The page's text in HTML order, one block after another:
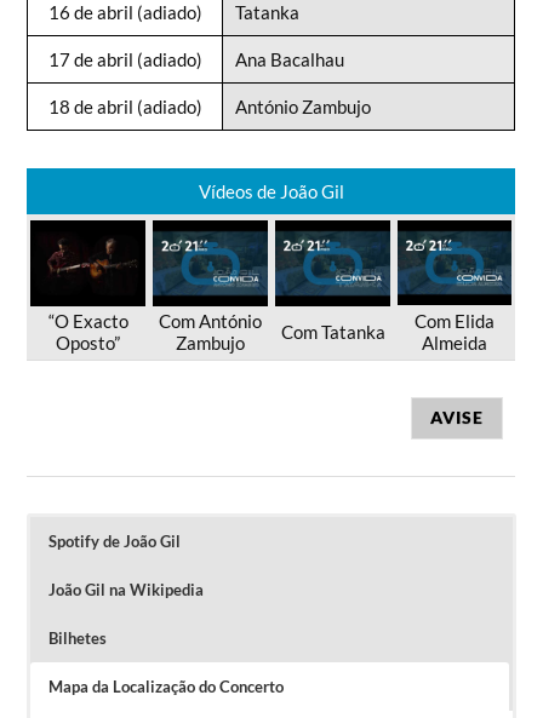
16 de abril (adiado) Tatanka
17 de abril (adiado) Ana Bacalhau
18 de abril (adiado) António Zambujo
Vídeos de João Gil
“O Exacto
Oposto”
Com António
Zambujo
Com Tatanka
Com Elida
Almeida
AVISE
Spotify de João Gil
João Gil na Wikipedia
Bilhetes
Mapa da Localização do Concerto